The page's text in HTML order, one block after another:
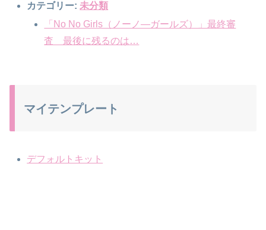
カテゴリー: 未分類
「No No Girls（ノーノ―ガールズ）」最終審
査 最後に残るのは…
マイテンプレート
デフォルトキット